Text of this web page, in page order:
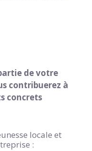
de votre
contribuerez à
concrets
locale et
: